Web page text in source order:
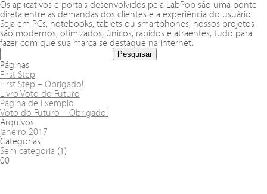
Os aplicativos e portais desenvolvidos pela LabPop são uma ponte
direta entre as demandas dos clientes e a experiência do usuário.
Seja em PCs, notebooks, tablets ou smartphones, nossos projetos
são modernos, otimizados, únicos, rápidos e atraentes, tudo para
fazer com que sua marca se destaque na internet.
Páginas
First Step
First Step – Obrigado!
Livro Voto do Futuro
Página de Exemplo
Voto do Futuro – Obrigado!
Arquivos
janeiro 2017
Categorias
Sem categoria (1)
00